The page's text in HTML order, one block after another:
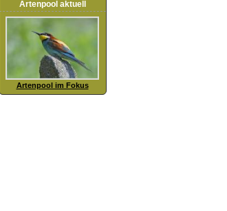
Artenpool aktuell
Artenpool im Fokus